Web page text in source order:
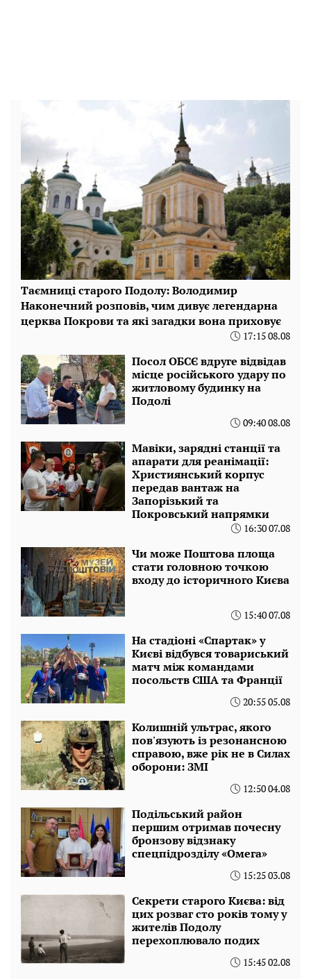
Таємниці старого Подолу: Володимир
Наконечний розповів, чим дивує легендарна
церква Покрови та які загадки вона приховує
17:15 08.08
Посол ОБСЄ вдруге відвідав
місце російського удару по
житловому будинку на
Подолі
09:40 08.08
Мавіки, зарядні станції та
апарати для реанімації:
Християнський корпус
передав вантаж на
Запорізький та
Покровський напрямки
16:30 07.08
Чи може Поштова площа
стати головною точкою
входу до історичного Києва
15:40 07.08
На стадіоні «Спартак» у
Києві відбувся товариський
матч між командами
посольств США та Франції
20:55 05.08
Колишній ультрас, якого
пов'язують із резонансною
справою, вже рік не в Силах
оборони: ЗМІ
12:50 04.08
Подільський район
першим отримав почесну
бронзову відзнаку
спецпідрозділу «Омега»
15:25 03.08
Секрети старого Києва: від
цих розваг сто років тому у
жителів Подолу
перехоплювало подих
15:45 02.08